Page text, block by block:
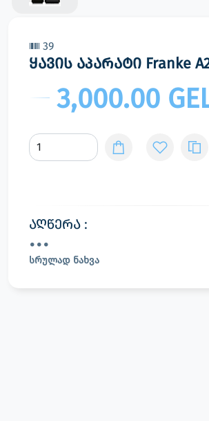
39
ყავის აპარატი Franke
3,000.00
აღწერა :
სრულად ნახვა